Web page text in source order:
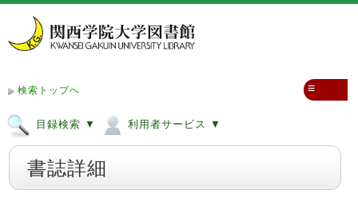
検索トップへ
目録検索 ▼ 利用者サービス ▼
≡
書誌詳細